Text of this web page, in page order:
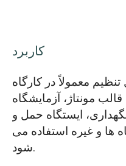
کاربرد
معمولاً در کارگاه
مونتاژ، آزمایشگاه
ایستگاه حمل و
ها و غیره استفاده می
شود.